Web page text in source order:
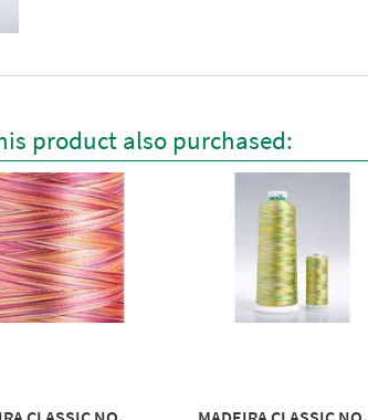
product also purchased: